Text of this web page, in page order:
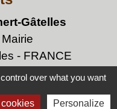
Gâtelles
- FRANCE
91 over what you want
Personalize